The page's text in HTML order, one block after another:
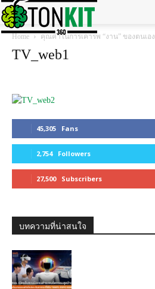
Home คุณค่าในการเคารพ “งาน” ของตนเอง
TV_web1
45,305 Fans
2,754 Followers
27,500 Subscribers
บทความที่น่าสนใจ